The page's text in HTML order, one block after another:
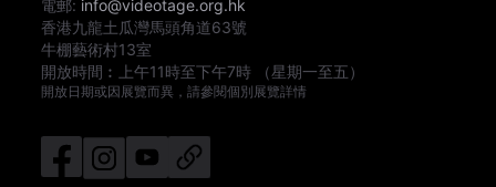
電郵: info@videotage.org.hk
香港九龍土瓜灣馬頭角道63號
牛棚藝術村13室
開放時間︰
上午11時至下午7時 （星期一至五）
開放日期或因展覽而異，請參閱個別展覽詳情